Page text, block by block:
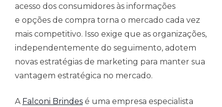
acesso dos consumidores às informações
e opções de compra torna o mercado cada vez
mais competitivo. Isso exige que as organizações,
independentemente do seguimento, adotem
novas estratégias de marketing para manter sua
vantagem estratégica no mercado.
A Falconi Brindes é uma empresa especialista